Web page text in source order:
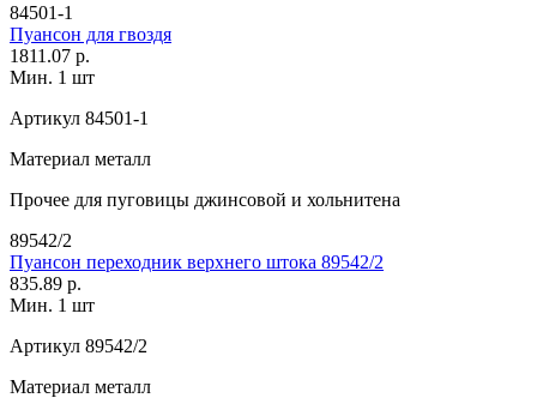
84501-1
Пуансон для гвоздя
1811.07 р.
Мин. 1 шт
Артикул 84501-1
Материал металл
Прочее для пуговицы джинсовой и хольнитена
89542/2
Пуансон переходник верхнего штока 89542/2
835.89 р.
Мин. 1 шт
Артикул 89542/2
Материал металл